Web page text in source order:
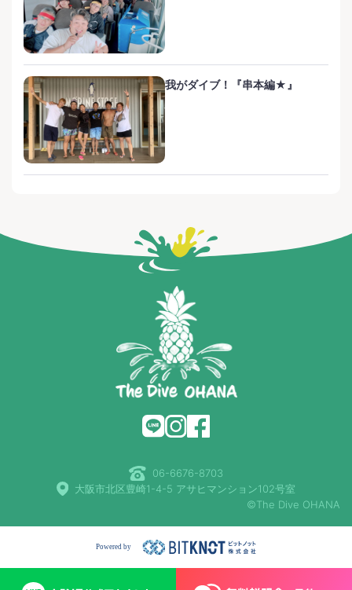
我がダイブ！『串本編★』
06-6676-8703
大阪市北区豊崎1-4-5 アサヒマンション102号室
©The Dive OHANA